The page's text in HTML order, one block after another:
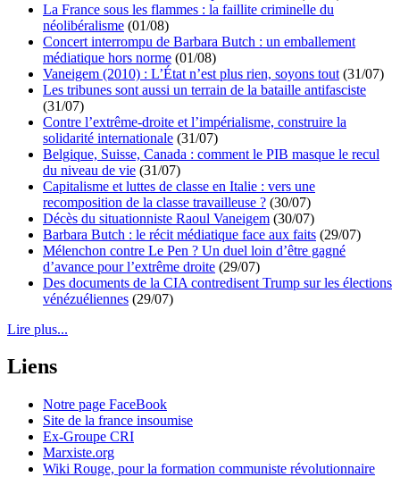
La France sous les flammes : la faillite criminelle du
néolibéralisme (01/08)
Concert interrompu de Barbara Butch : un emballement
médiatique hors norme (01/08)
Vaneigem (2010) : L’État n’est plus rien, soyons tout (31/07)
Les tribunes sont aussi un terrain de la bataille antifasciste
(31/07)
Contre l’extrême-droite et l’impérialisme, construire la
solidarité internationale (31/07)
Belgique, Suisse, Canada : comment le PIB masque le recul
du niveau de vie (31/07)
Capitalisme et luttes de classe en Italie : vers une
recomposition de la classe travailleuse ? (30/07)
Décès du situationniste Raoul Vaneigem (30/07)
Barbara Butch : le récit médiatique face aux faits (29/07)
Mélenchon contre Le Pen ? Un duel loin d’être gagné
d’avance pour l’extrême droite (29/07)
Des documents de la CIA contredisent Trump sur les élections
vénézuéliennes (29/07)
Lire plus...
Liens
Notre page FaceBook
Site de la france insoumise
Ex-Groupe CRI
Marxiste.org
Wiki Rouge, pour la formation communiste révolutionnaire